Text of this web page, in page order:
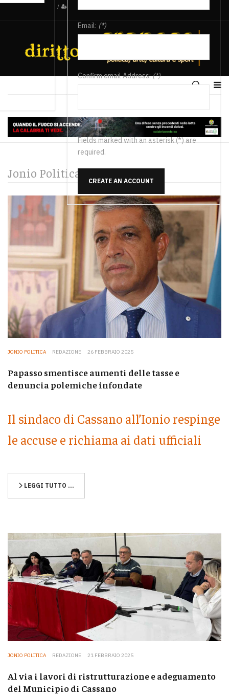
/
Email: (*)
Confirm email Address:(*)
Fields marked with an asterisk (*) are
required.
CREATE AN ACCOUNT
Jonio Politica
JONIO POLITICA REDAZIONE 26 FEBBRAIO 2025
Papasso smentisce aumenti delle tasse e
denuncia polemiche infondate
Il sindaco di Cassano all’Ionio respinge
le accuse e richiama ai dati ufficiali
LEGGI TUTTO …
JONIO POLITICA REDAZIONE 21 FEBBRAIO 2025
Al via i lavori di ristrutturazione e adeguamento
del Municipio di Cassano